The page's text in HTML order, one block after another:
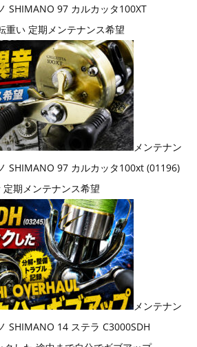
SHIMANO 97 カルカッタ100XT
重い 定期メンテナンス希望
メンテナン
SHIMANO 97 カルカッタ100xt (01196)
期メンテナンス希望
メンテナン
SHIMANO 14 ステラ C3000SDH